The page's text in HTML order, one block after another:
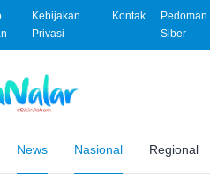
Kebijakan
Privasi
Kontak
Siber
News Nasional Regional